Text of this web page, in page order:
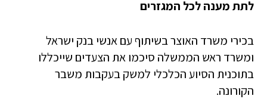
לתת מענה לכל המגזרים
בכירי משרד האוצר בשיתוף עם אנשי בנק ישראל
ומשרד ראש הממשלה סיכמו את הצעדים שייכללו
בתוכנית הסיוע הכלכלי למשק בעקבות משבר
הקורונה.